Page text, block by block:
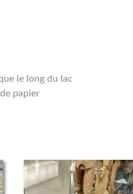
le long du lac
papier